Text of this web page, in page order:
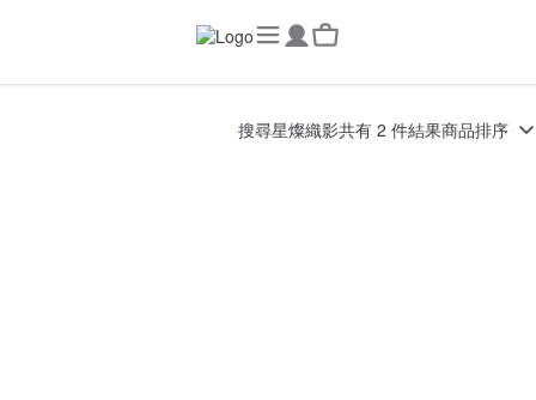
搜尋星燦織影共有 2 件結果商品排序